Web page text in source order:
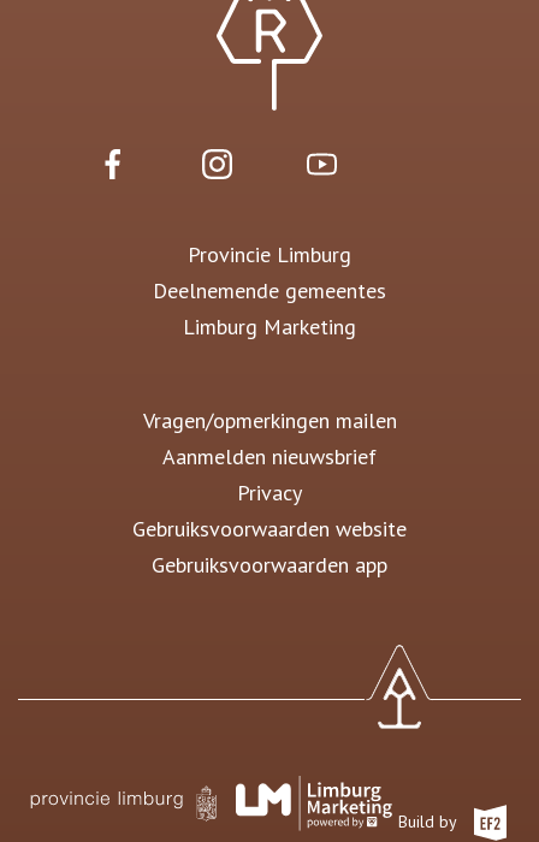
Provincie Limburg
Deelnemende gemeentes
Limburg Marketing
Vragen/opmerkingen mailen
Aanmelden nieuwsbrief
Privacy
Gebruiksvoorwaarden website
Gebruiksvoorwaarden app
Build by